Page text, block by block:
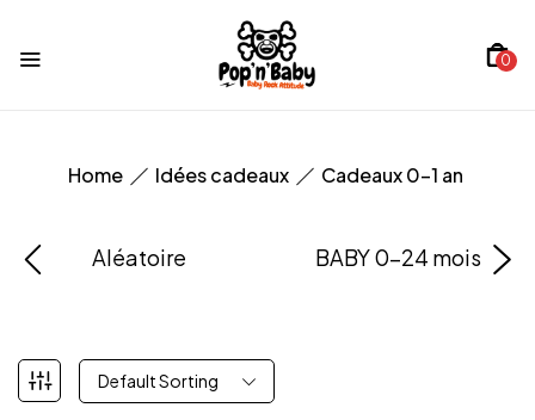
0
Home Idées cadeaux Cadeaux 0-1 an
Aléatoire BABY 0-24 mois
Default Sorting